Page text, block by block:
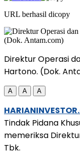
URL berhasil dicopy
Direktur Operasi
Hartono. (Dok.
A A A
Tindak Pidana
memeriksa
Tbk.